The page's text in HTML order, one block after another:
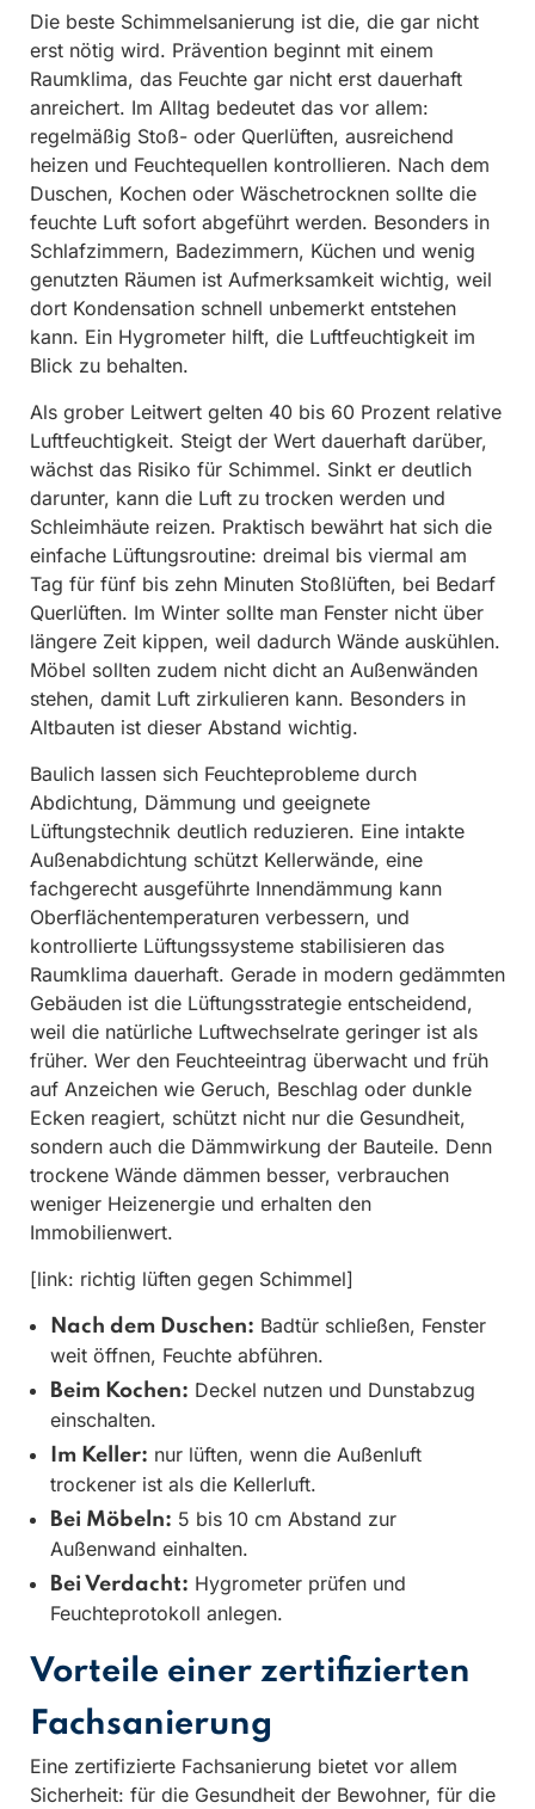
Die beste Schimmelsanierung ist die, die gar nicht
erst nötig wird. Prävention beginnt mit einem
Raumklima, das Feuchte gar nicht erst dauerhaft
anreichert. Im Alltag bedeutet das vor allem:
regelmäßig Stoß- oder Querlüften, ausreichend
heizen und Feuchtequellen kontrollieren. Nach dem
Duschen, Kochen oder Wäschetrocknen sollte die
feuchte Luft sofort abgeführt werden. Besonders in
Schlafzimmern, Badezimmern, Küchen und wenig
genutzten Räumen ist Aufmerksamkeit wichtig, weil
dort Kondensation schnell unbemerkt entstehen
kann. Ein Hygrometer hilft, die Luftfeuchtigkeit im
Blick zu behalten.
Als grober Leitwert gelten 40 bis 60 Prozent relative
Luftfeuchtigkeit. Steigt der Wert dauerhaft darüber,
wächst das Risiko für Schimmel. Sinkt er deutlich
darunter, kann die Luft zu trocken werden und
Schleimhäute reizen. Praktisch bewährt hat sich die
einfache Lüftungsroutine: dreimal bis viermal am
Tag für fünf bis zehn Minuten Stoßlüften, bei Bedarf
Querlüften. Im Winter sollte man Fenster nicht über
längere Zeit kippen, weil dadurch Wände auskühlen.
Möbel sollten zudem nicht dicht an Außenwänden
stehen, damit Luft zirkulieren kann. Besonders in
Altbauten ist dieser Abstand wichtig.
Baulich lassen sich Feuchteprobleme durch
Abdichtung, Dämmung und geeignete
Lüftungstechnik deutlich reduzieren. Eine intakte
Außenabdichtung schützt Kellerwände, eine
fachgerecht ausgeführte Innendämmung kann
Oberflächentemperaturen verbessern, und
kontrollierte Lüftungssysteme stabilisieren das
Raumklima dauerhaft. Gerade in modern gedämmten
Gebäuden ist die Lüftungsstrategie entscheidend,
weil die natürliche Luftwechselrate geringer ist als
früher. Wer den Feuchteeintrag überwacht und früh
auf Anzeichen wie Geruch, Beschlag oder dunkle
Ecken reagiert, schützt nicht nur die Gesundheit,
sondern auch die Dämmwirkung der Bauteile. Denn
trockene Wände dämmen besser, verbrauchen
weniger Heizenergie und erhalten den
Immobilienwert.
[link: richtig lüften gegen Schimmel]
Nach dem Duschen: Badtür schließen, Fenster
weit öffnen, Feuchte abführen.
Beim Kochen: Deckel nutzen und Dunstabzug
einschalten.
Im Keller: nur lüften, wenn die Außenluft
trockener ist als die Kellerluft.
Bei Möbeln: 5 bis 10 cm Abstand zur
Außenwand einhalten.
Bei Verdacht: Hygrometer prüfen und
Feuchteprotokoll anlegen.
Vorteile einer zertifizierten
Fachsanierung
Eine zertifizierte Fachsanierung bietet vor allem
Sicherheit: für die Gesundheit der Bewohner, für die